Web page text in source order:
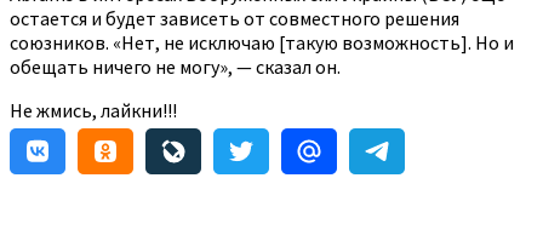
остается и будет зависеть от совместного решения
союзников. «Нет, не исключаю [такую возможность]. Но и
обещать ничего не могу», — сказал он.
Не жмись, лайкни!!!